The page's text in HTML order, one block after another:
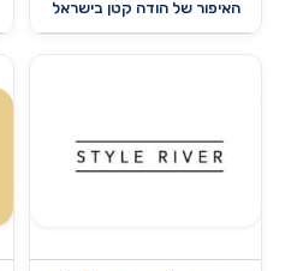
האיפור של הודה קטן בישראל